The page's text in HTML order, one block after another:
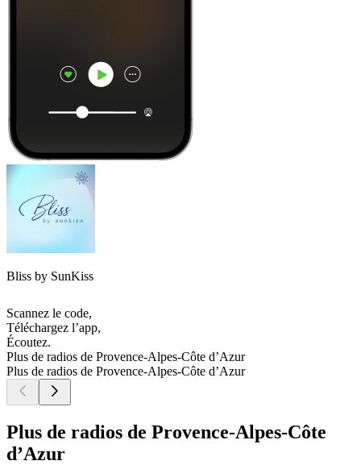
Bliss by SunKiss
Scannez le code,
Téléchargez l’app,
Écoutez.
Plus de radios de Provence-Alpes-Côte d’Azur
Plus de radios de Provence-Alpes-Côte d’Azur
Plus de radios de Provence-Alpes-Côte
d’Azur